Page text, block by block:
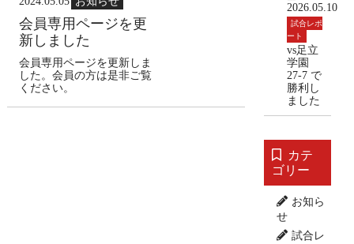
会員専用ページを更
新しました
会員専用ページを更新しま
した。会員の方は是非ご覧
ください。
2026.05.10
試合レポ
ート
vs足立
学園
27-7 で
勝利し
ました
カテ
ゴリー
お知ら
せ
試合レ